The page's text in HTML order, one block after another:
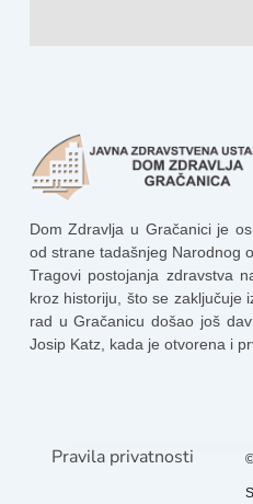
Dom Zdravlja u Gračanici je
od strane tadašnjeg Narodnog
Tragovi postojanja zdravstva
kroz historiju, što se zaključuje
rad u Gračanicu došao još
Josip Katz, kada je otvorena i
Pravila privatnosti